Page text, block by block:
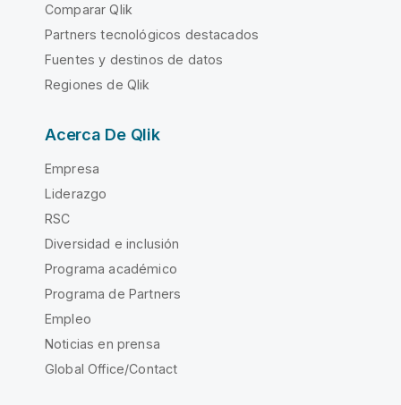
Comparar Qlik
Partners tecnológicos destacados
Fuentes y destinos de datos
Regiones de Qlik
Acerca De Qlik
Empresa
Liderazgo
RSC
Diversidad e inclusión
Programa académico
Programa de Partners
Empleo
Noticias en prensa
Global Office/Contact